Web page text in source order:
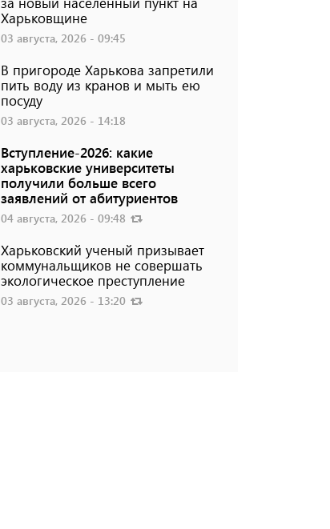
Харьковщине
03 августа, 2026 - 09:45
В пригороде Харькова запретили
пить воду из кранов и мыть ею
посуду
03 августа, 2026 - 14:18
Вступление-2026: какие
харьковские университеты
получили больше всего
заявлений от абитуриентов
04 августа, 2026 - 09:48
Харьковский ученый призывает
коммунальщиков не совершать
экологическое преступление
03 августа, 2026 - 13:20